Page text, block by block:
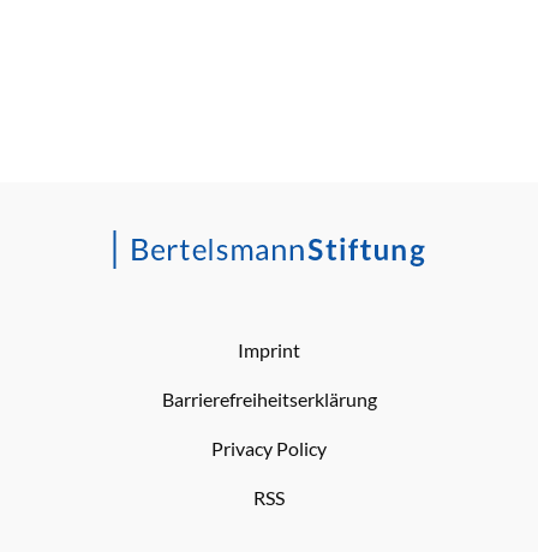
Imprint
Barrierefreiheitserklärung
Privacy Policy
RSS